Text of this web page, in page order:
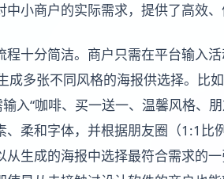
小商户的实际需求，提供了高效、
十分简洁。商户只需在平台输入
成多张不同风格的海报供选择。比
入“咖啡、买一送一、温馨风格、
柔和字体，并根据朋友圈（1:1比
生成的海报中选择最符合需求的